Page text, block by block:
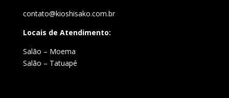
contato@kioshisako.com.br
Locais de Atendimento:
Salão – Moema
Salão – Tatuapé